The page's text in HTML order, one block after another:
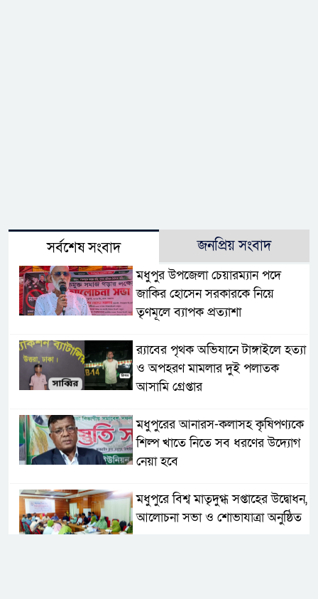
সর্বশেষ সংবাদ জনপ্রিয় সংবাদ
মধুপুর উপজেলা চেয়ারম্যান পদে
জাকির হোসেন সরকারকে নিয়ে
তৃণমূলে ব্যাপক প্রত্যাশা
র‌্যাবের পৃথক অভিযানে টাঙ্গাইলে হত্যা
ও অপহরণ মামলার দুই পলাতক
আসামি গ্রেপ্তার
মধুপুরের আনারস-কলাসহ কৃষিপণ্যকে
শিল্প খাতে নিতে সব ধরণের উদ্যোগ
নেয়া হবে
মধুপুরে বিশ্ব মাতৃদুগ্ধ সপ্তাহের উদ্বোধন,
আলোচনা সভা ও শোভাযাত্রা অনুষ্ঠিত